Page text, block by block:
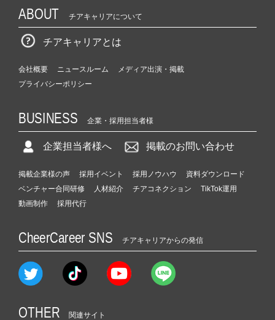
ABOUT チアキャリアについて
チアキャリアとは
会社概要 ニュースルーム
メディア出演・掲載
プライバシーポリシー
BUSINESS 企業・採用担当者様
企業担当者様へ 掲載のお問い合わせ
掲載企業様の声 採用イベント 採用ノウハウ
資料ダウンロード
ベンチャー合同研修
人材紹介 チアコネクション
TikTok運用
動画制作
採用代行
CheerCareer SNS チアキャリアからの発信
OTHER 関連サイト